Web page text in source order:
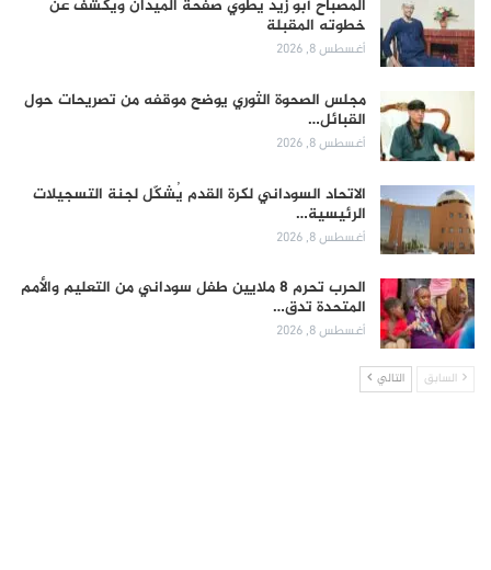
المصباح أبو زيد يطوي صفحة الميدان ويكشف عن
خطوته المقبلة
أغسطس 8, 2026
مجلس الصحوة الثوري يوضح موقفه من تصريحات حول
القبائل…
أغسطس 8, 2026
الاتحاد السوداني لكرة القدم يُشكّل لجنة التسجيلات
الرئيسية…
أغسطس 8, 2026
الحرب تحرم 8 ملايين طفل سوداني من التعليم والأمم
المتحدة تدق…
أغسطس 8, 2026
السابق التالي